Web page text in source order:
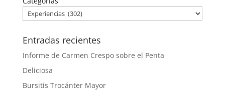
Entradas recientes
Informe de Carmen Crespo sobre el Penta
Deliciosa
Bursitis Trocánter Mayor